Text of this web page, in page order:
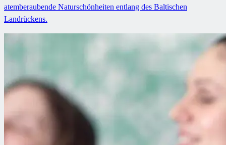
atemberaubende Naturschönheiten entlang des Baltischen
Landrückens.